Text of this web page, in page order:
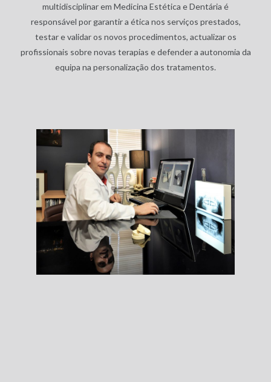
multidisciplinar em Medicina Estética e Dentária é
responsável por garantir a ética nos serviços prestados,
testar e validar os novos procedimentos, actualizar os
profissionais sobre novas terapias e defender a autonomia da
equipa na personalização dos tratamentos.